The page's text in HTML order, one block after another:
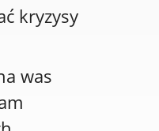
kryzysy
was